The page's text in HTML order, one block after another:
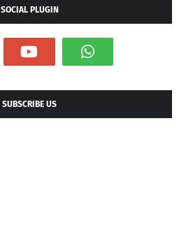
SOCIAL PLUGIN
SUBSCRIBE US